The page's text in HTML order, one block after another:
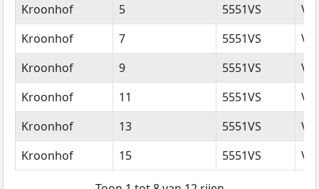
Kroonhof
5 5551VS
Kroonhof
7 5551VS
Kroonhof
9 5551VS
Kroonhof
11 5551VS
Kroonhof
13 5551VS
Kroonhof
15 5551VS